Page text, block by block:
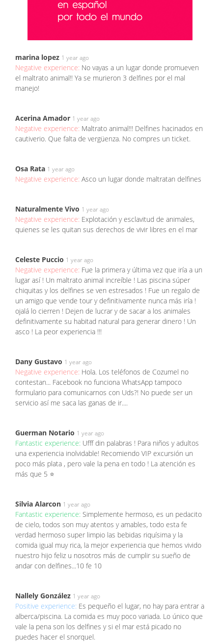
marina lopez 1 year ago
Negative experience: No vayas a un lugar donde promueven
el maltrato animal!! Ya se murieron 3 delfines por el mal
manejo!
Acerina Amador 1 year ago
Negative experience: Maltrato animal!!! Delfines hacinados en
cautiverio. Que falta de vergüenza. No compres un ticket.
Osa Rata 1 year ago
Negative experience: Asco un lugar donde maltratan delfines
Naturalmente Vivo 1 year ago
Negative experience: Explotación y esclavitud de animales,
quienes se les quitan sus derechos de vivir libres en el mar
Celeste Puccio 1 year ago
Negative experience: Fue la primera y última vez que iría a un
lugar así ! Un maltrato animal increíble ! Las piscina súper
chiquitas y los delfines se ven estresados ! Fue un regalo de
un amigo que vende tour y definitivamente nunca más iría !
ojalá lo cierren ! Dejen de lucrar y de sacar a los animales
definitivamente su habitad natural para generar dinero ! Un
asco ! La peor experiencia !!!
Dany Gustavo 1 year ago
Negative experience: Hola. Los teléfonos de Cozumel no
contestan... Facebook no funciona WhatsApp tampoco
formulario para comunicarnos con Uds?! No puede ser un
servicio así me saca las ganas de ir....
Guerman Notario 1 year ago
Fantastic experience: Ufff din palabras ! Para niños y adultos
una experiencia inolvidable! Recomiendo VIP excursión un
poco más plata , pero vale la pena en todo ! La atención es
más que 5 ⭐️
Silvia Alarcon 1 year ago
Fantastic experience: Simplemente hermoso, es un pedacito
de cielo, todos son muy atentos y amables, todo esta fe
verdad hermoso super limpio las bebidas riquísima y la
comida igual muy rica, la mejor experiencia que hemos vivido
nuestro hijo feliz u nosotros más de cumplir su sueño de
andar con delfines...10 fe 10
Nallely González 1 year ago
Positive experience: Es pequeño el lugar, no hay para entrar a
alberca/piscina. La comida es muy poco variada. Lo único que
vale la pena son los delfines y si el mar está picado no
puedes hacer el snorquel.